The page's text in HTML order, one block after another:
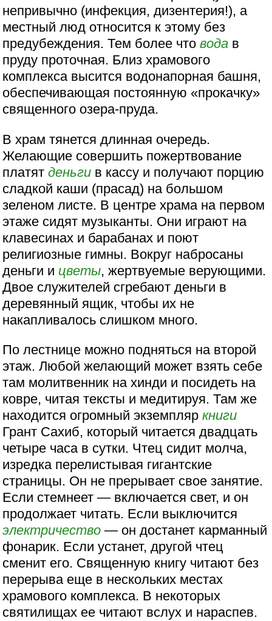
непривычно (инфекция, дизентерия!), а
местный люд относится к этому без
предубеждения. Тем более чтовода в
пруду проточная. Близ храмового
комплекса высится водонапорная башня,
обеспечивающая постоянную «прокачку»
священного озера-пруда.
В храм тянется длинная очередь.
Желающие совершить пожертвование
платятденьги в кассу и получают порцию
сладкой каши (прасад) на большом
зеленом листе. В центре храма на первом
этаже сидят музыканты. Они играют на
клавесинах и барабанах и поют
религиозные гимны. Вокруг набросаны
деньги и цветы, жертвуемые верующими.
Двое служителей сгребают деньги в
деревянный ящик, чтобы их не
накапливалось слишком много.
По лестнице можно подняться на второй
этаж. Любой желающий может взять себе
там молитвенник на хинди и посидеть на
ковре, читая тексты и медитируя. Там же
находится огромный экземпляркниги
Грант Сахиб, который читается двадцать
четыре часа в сутки. Чтец сидит молча,
изредка перелистывая гигантские
страницы. Он не прерывает свое занятие.
Если стемнеет — включается свет, и он
продолжает читать. Если выключится
электричество — он достанет карманный
фонарик. Если устанет, другой чтец
сменит его. Священную книгу читают без
перерыва еще в нескольких местах
храмового комплекса. В некоторых
святилищах ее читают вслух и нараспев.